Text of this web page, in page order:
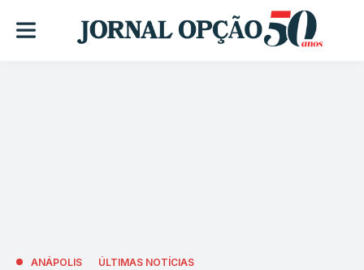
ANÁPOLIS ÚLTIMAS NOTÍCIAS